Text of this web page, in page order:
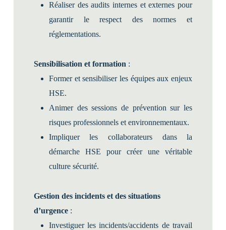
Réaliser des audits internes et externes pour
garantir le respect des normes et
réglementations.
Sensibilisation et formation :
Former et sensibiliser les équipes aux enjeux
HSE.
Animer des sessions de prévention sur les
risques professionnels et environnementaux.
Impliquer les collaborateurs dans la
démarche HSE pour créer une véritable
culture sécurité.
Gestion des incidents et des situations
d’urgence:
Investiguer les incidents/accidents de travail